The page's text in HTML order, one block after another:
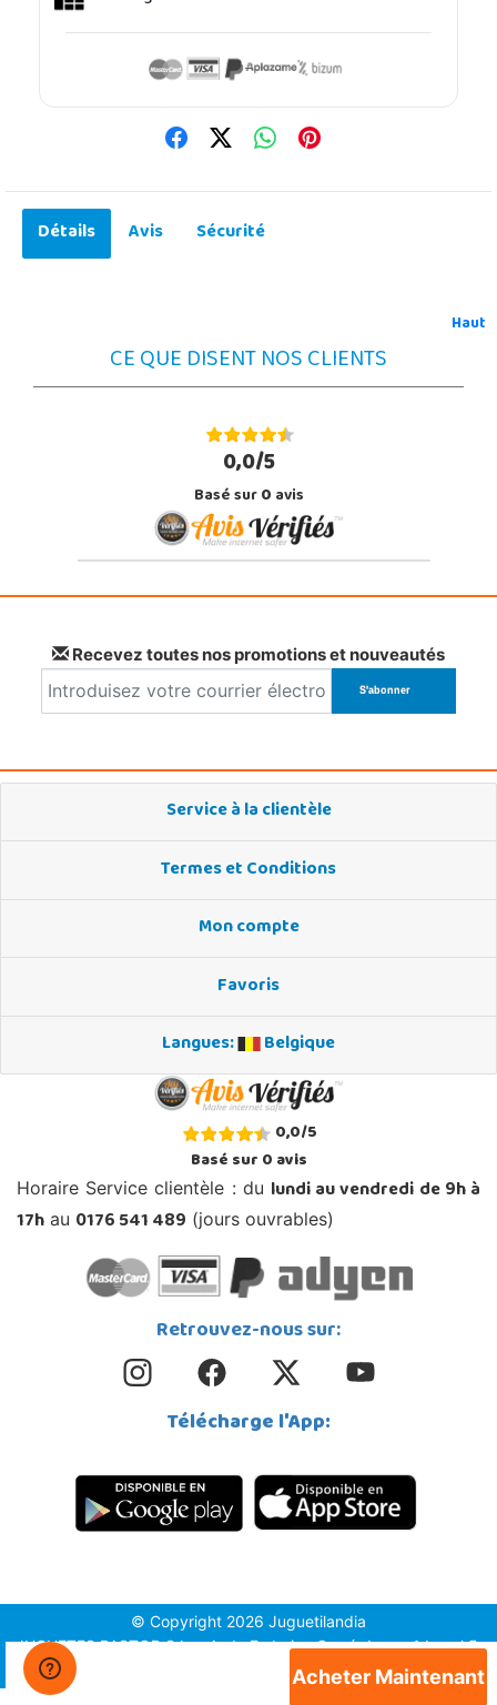
Acheter Maintenant
Détails Avis Sécurité
Haut
CE QUE DISENT NOS CLIENTS
0,0/5
Basé sur0avis
Recevez toutes nos promotions et nouveautés
Service à la clientèle
Termes et Conditions
Mon compte
Favoris
Langues:
Belgique
0,0/5
Basé sur0avis
Horaire Service clientèle : du lundi au vendredi de 9h à
17h au 0176 541 489 (jours ouvrables)
Retrouvez-nous sur:
Télécharge l'App:
© Copyright 2026 Juguetilandia
JUGUETES PASTOR S.L. - Avda.Federico García Lorca 1 Local 5,
1º, Puerta 6, 03509, Finestrat (Alicante)